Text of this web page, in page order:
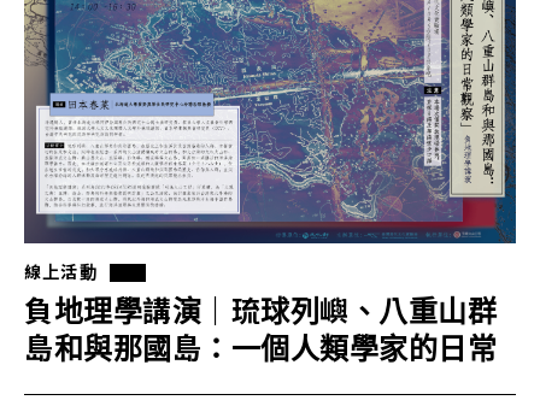
線上活動
負地理學講演｜琉球列嶼、八重山群
島和與那國島：一個人類學家的日常
觀察